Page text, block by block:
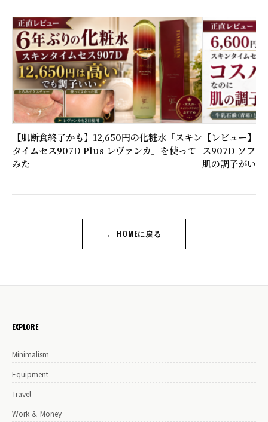
【肌断食終了かも】12,650円の化粧水「スキン
タイムセス907D Plus レヴァンカ」を使って
みた
【レビュー】
ス907D ソファ
肌の調子がいい
← HOMEに戻る
EXPLORE
Minimalism
Equipment
Travel
Work ＆ Money